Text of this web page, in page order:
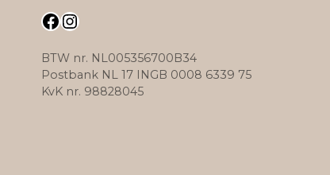
Facebook Instagram
BTW nr. NL005356700B34
Postbank NL 17 INGB 0008 6339 75
KvK nr. 98828045